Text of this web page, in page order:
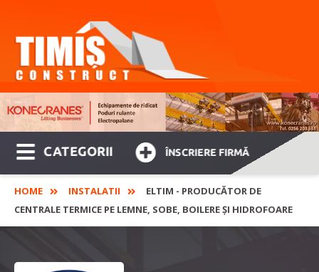
CATEGORII ÎNSCRIERE FIRMĂ
HOME INSTALATII
ELTIM - PRODUCĂTOR DE
CENTRALE TERMICE PE LEMNE, SOBE, BOILERE ȘI HIDROFOARE